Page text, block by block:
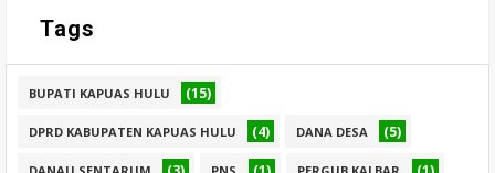
Tags
BUPATI KAPUAS HULU (15)
DPRD KABUPATEN KAPUAS HULU (4) DANA DESA (5)